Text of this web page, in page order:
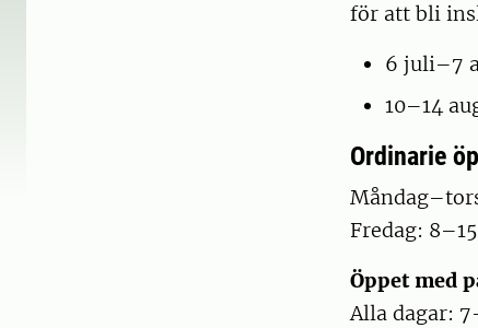
för att bli
6 juli–7
10–14
Ordinarie
Fredag: 8–15
Öppet med
Alla dagar: